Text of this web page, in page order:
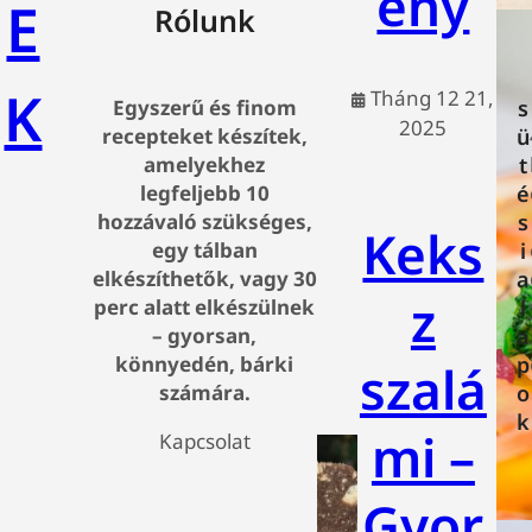
E
K
Rólunk
Egyszerű és finom
recepteket készítek,
amelyekhez
legfeljebb 10
hozzávaló szükséges,
egy tálban
elkészíthetők, vagy 30
perc alatt elkészülnek
– gyorsan,
könnyedén, bárki
számára.
Kapcsolat
Tháng 12 21,
2025
Keks
z
szalá
mi –
s
ü
t
é
s
i
a
l
a
p
o
k